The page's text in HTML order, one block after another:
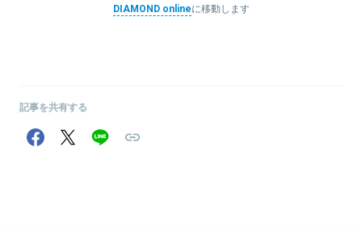
DIAMOND onlineに移動します
記事を共有する